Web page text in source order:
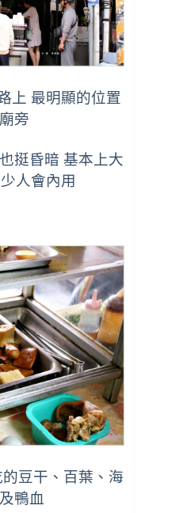
上 最明顯的位置
旁
挺昏暗 基本上大
人會內用
豆干、百葉、海
鴨血